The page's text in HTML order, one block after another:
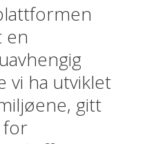
en
vi ha utviklet
gitt
for